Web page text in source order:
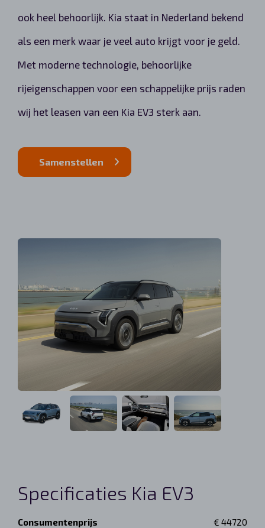
ook heel behoorlijk. Kia staat in Nederland bekend
als een merk waar je veel auto krijgt voor je geld.
Met moderne technologie, behoorlijke
rijeigenschappen voor een schappelijke prijs raden
wij het leasen van een Kia EV3 sterk aan.
Samenstellen
Specificaties Kia EV3
Consumentenprijs
€ 44720